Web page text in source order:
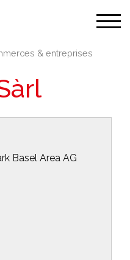
& entreprises
Basel Area AG